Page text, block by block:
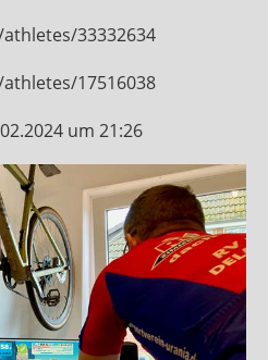
33332634
17516038
um 21:26